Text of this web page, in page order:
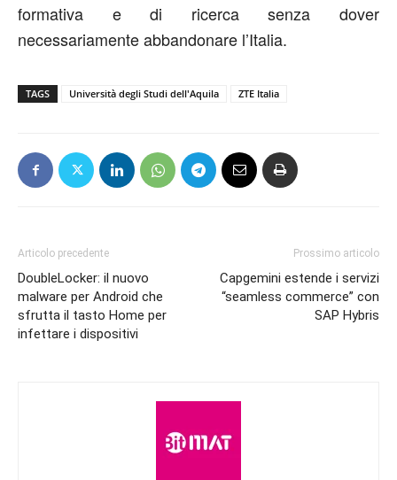
formativa e di ricerca senza dover
necessariamente abbandonare l’Italia.
TAGS Università degli Studi dell'Aquila ZTE Italia
Articolo precedente
DoubleLocker: il nuovo
malware per Android che
sfrutta il tasto Home per
infettare i dispositivi
Prossimo articolo
Capgemini estende i servizi
“seamless commerce” con
SAP Hybris